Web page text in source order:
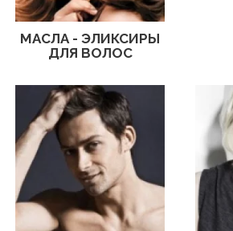
МАСЛА - ЭЛИКСИРЫ
ДЛЯ ВОЛОС